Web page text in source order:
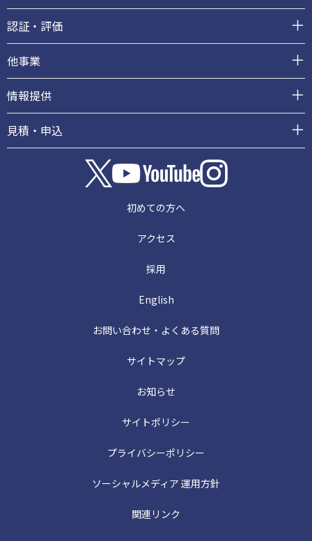
認証・評価
他事業
情報提供
見積・申込
初めての方へ
アクセス
採用
English
お問い合わせ・よくある質問
サイトマップ
お知らせ
サイトポリシー
プライバシーポリシー
ソーシャルメディア 運用方針
関連リンク